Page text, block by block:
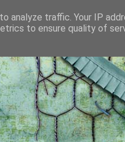
analyze traffic. Your IP
to ensure quality of